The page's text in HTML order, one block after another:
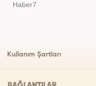
Haber7
Kullanım Şartları